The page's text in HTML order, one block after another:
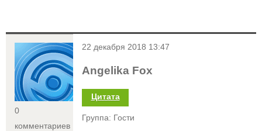
<
0
комментариев
22 декабря 2018 13:47
Angelika Fox
Цитата
Группа: Гости